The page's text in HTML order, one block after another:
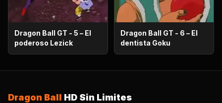
Dragon Ball GT - 5 – El
poderoso Lezick
Dragon Ball GT - 6 – El
dentista Goku
Dragon Ball HD Sin Limites